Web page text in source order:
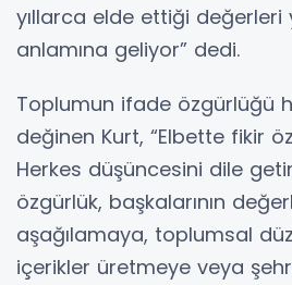
yıllarca elde ettiği değerleri
anlamına geliyor” dedi.
Toplumun ifade özgürlüğü
değinen Kurt, “Elbette fikir
Herkes düşüncesini dile
özgürlük, başkalarının
aşağılamaya, toplumsal
içerikler üretmeye veya